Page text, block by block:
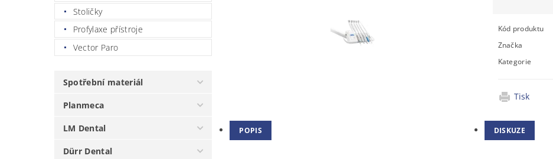
Stoličky
Profylaxe přístroje
Vector Paro
Spotřební materiál
Planmeca
LM Dental
Dürr Dental
Kód produktu
Značka
Kategorie
Tisk
POPIS DISKUZE